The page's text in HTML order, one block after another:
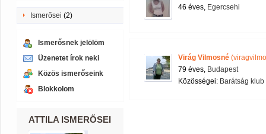
Ismerősei (2)
Ismerősnek jelölöm
Üzenetet írok neki
Közös ismerőseink
Blokkolom
ATTILA ISMERŐSEI
46 éves, Egercsehi
Virág Vilmosné
79 éves, Budapest
Közösségei: Barátság klub